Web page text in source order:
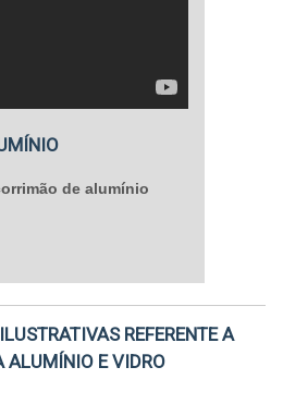
de alumínio
REFERENTE A
ALUMÍNIO E VIDRO